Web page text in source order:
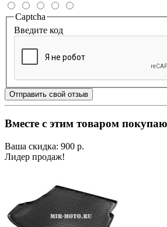
Captcha
Введите код
Отправить свой отзыв
Вместе с этим товаром
Ваша скидка: 900 р.
Лидер продаж!